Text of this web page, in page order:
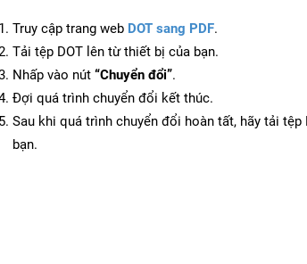
Truy cập trang web DOT sang PDF.
Tải tệp DOT lên từ thiết bị của bạn.
Nhấp vào nút “Chuyển đổi”.
Đợi quá trình chuyển đổi kết thúc.
Sau khi quá trình chuyển đổi hoàn tất, hãy tải tệp
bạn.